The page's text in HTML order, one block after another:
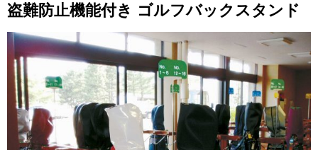
盗難防止機能付き ゴルフバックスタンド